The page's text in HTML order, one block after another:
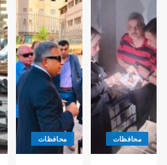
محافظات محافظات